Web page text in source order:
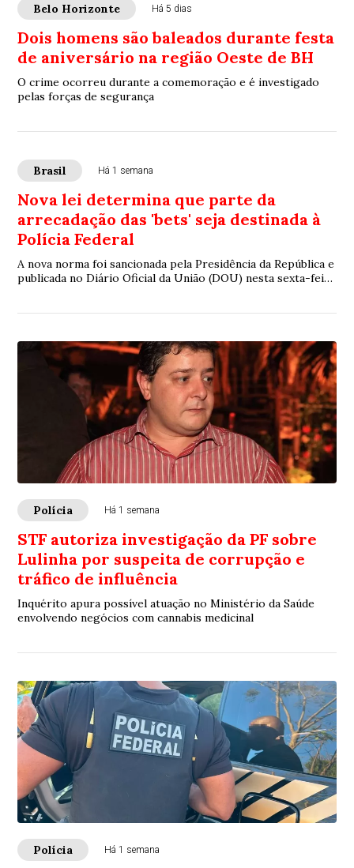
Belo Horizonte Há 5 dias
Dois homens são baleados durante festa
de aniversário na região Oeste de BH
O crime ocorreu durante a comemoração e é investigado
pelas forças de segurança
Brasil Há 1 semana
Nova lei determina que parte da
arrecadação das 'bets' seja destinada à
Polícia Federal
A nova norma foi sancionada pela Presidência da República e
publicada no Diário Oficial da União (DOU) nesta sexta-feira
Polícia Há 1 semana
STF autoriza investigação da PF sobre
Lulinha por suspeita de corrupção e
tráfico de influência
Inquérito apura possível atuação no Ministério da Saúde
envolvendo negócios com cannabis medicinal
Polícia Há 1 semana